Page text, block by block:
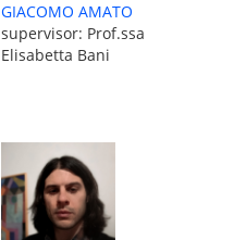
GIACOMO AMATO
supervisor: Prof.ssa
Elisabetta Bani